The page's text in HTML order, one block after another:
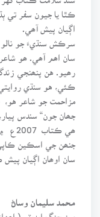
ڪٿا يا جيون سفر تي
اڳيان پيش آھي.
سرڪش سنڌيءَ جو
سان اھم آھي. ھو
رھيو. هن پنھنجي
ڪئي، هو سنڌي
مزاحمت جو شاعر هو،
جھان جون“ سندس
ھي
جنھن جي اسڪين
سان اوھان اڳيان
محمد سليمان وساڻ
مينيجنگ ايڊيٽر (